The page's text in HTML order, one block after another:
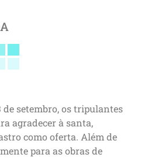
de setembro, os tripulantes
agradecer à santa,
como oferta. Além de
para as obras de